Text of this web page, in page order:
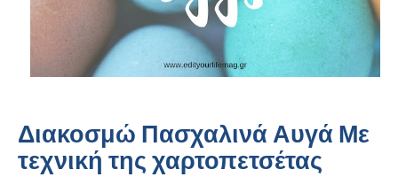
Διακοσμώ Πασχαλινά Αυγά Με
τεχνική της χαρτοπετσέτας